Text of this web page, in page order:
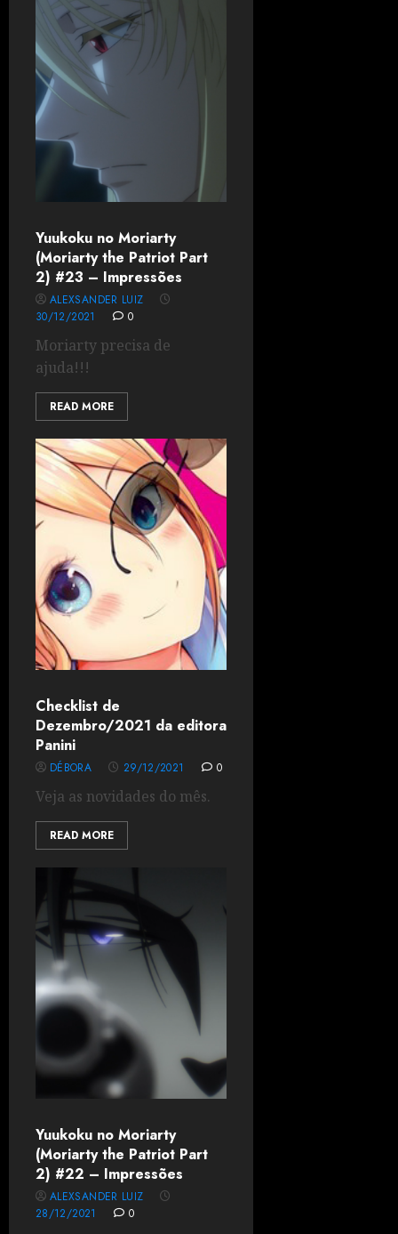
Yuukoku no Moriarty
(Moriarty the Patriot Part
2) #23 – Impressões
ALEXSANDER LUIZ
30/12/2021
0
Moriarty precisa de
ajuda!!!
READ MORE
Checklist de
Dezembro/2021 da editora
Panini
DÉBORA 29/12/2021 0
Veja as novidades do mês.
READ MORE
Yuukoku no Moriarty
(Moriarty the Patriot Part
2) #22 – Impressões
ALEXSANDER LUIZ
28/12/2021
0